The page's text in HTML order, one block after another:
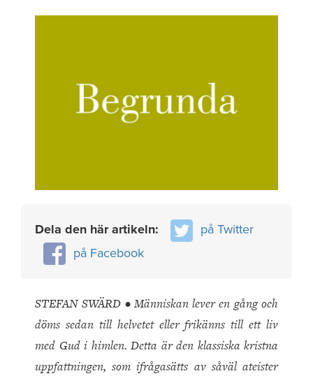
Dela den här artikeln:
på Twitter
på Facebook
STEFAN SWÄRD • Människan lever en gång och
döms sedan till helvetet eller frikänns till ett liv
med Gud i himlen. Detta är den klassiska kristna
uppfattningen, som ifrågasätts av såväl ateister